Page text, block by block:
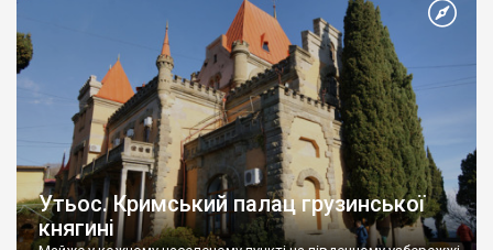
Утьос. Кримський палац грузинської
княгині